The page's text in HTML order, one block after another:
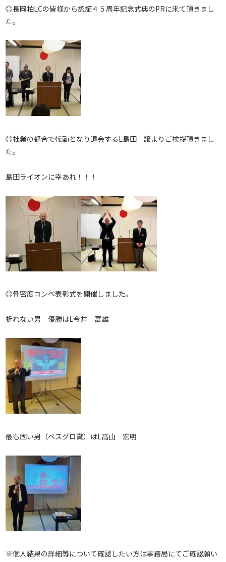
◎長岡柏LCの皆様から認証４５周年記念式典のPRに来て頂きまし
た。
◎社業の都合で転勤となり退会するL島田 譲よりご挨拶頂きまし
た。
島田ライオンに幸あれ！！！
◎骨密度コンペ表彰式を開催しました。
折れない男 優勝はL今井 富雄
最も固い男（ベスグロ賞）はL高山 宏明
※個人結果の詳細等について確認したい方は事務局にてご確認願い